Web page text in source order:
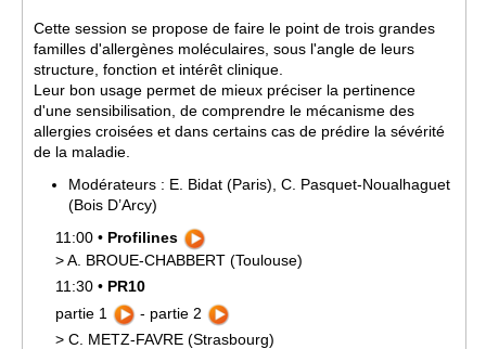
Cette session se propose de faire le point de trois grandes
familles d'allergènes moléculaires, sous l'angle de leurs
structure, fonction et intérêt clinique.
Leur bon usage permet de mieux préciser la pertinence
d'une sensibilisation, de comprendre le mécanisme des
allergies croisées et dans certains cas de prédire la sévérité
de la maladie.
Modérateurs : E. Bidat (Paris) C. Pasquet-Noualhaguet
(Bois D’Arcy)
11:00 • Profilines
>A. BROUE-CHABBERT (Toulouse)
11:30 • PR10
partie 1
- partie 2
> C. METZ-FAVRE (Strasbourg)